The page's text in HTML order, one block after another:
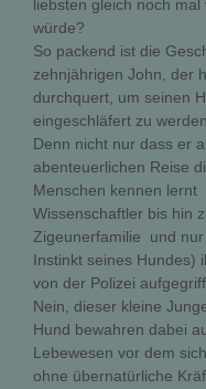
liebsten gleich noch mal
würde?
So packend ist die
zehnjährigen John, der
durchquert, um seinen
eingeschläfert zu werden.
Denn nicht nur dass er
abenteuerlichen Reise
Menschen kennen lernt
Wissenschaftler bis hin
Zigeunerfamilie  und
Instinkt seines Hundes)
von der Polizei
Nein, dieser kleine
Hund bewahren dabei
Lebewesen vor dem
ohne übernatürliche